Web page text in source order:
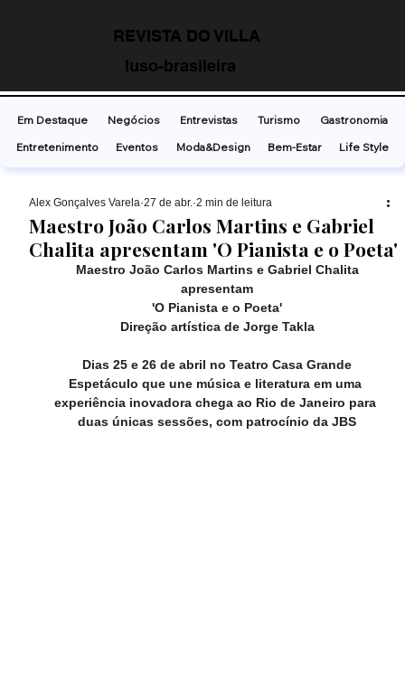
REVISTA DO VILLA
luso-brasileira
Maestro João Carlos Martins e Gabriel
Chalita apresentam 'O Pianista e o Poeta'
Alex Gonçalves Varela 27 de abr. 2 min de leitura
Maestro João Carlos Martins e Gabriel Chalita
apresentam
'O Pianista e o Poeta'
Direção artística de Jorge Takla
Dias 25 e 26 de abril no Teatro Casa Grande
Espetáculo que une música e literatura em uma
experiência inovadora chega ao Rio de Janeiro para
duas únicas sessões, com patrocínio da JBS
Em Destaque Negócios Entrevistas Turismo
Gastronomia
Entretenimento
Eventos Moda&Design Bem-Estar Life Style